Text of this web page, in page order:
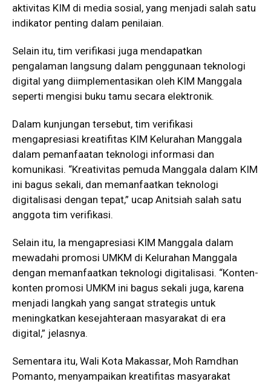
aktivitas KIM di media sosial, yang menjadi salah satu
indikator penting dalam penilaian.
Selain itu, tim verifikasi juga mendapatkan
pengalaman langsung dalam penggunaan teknologi
digital yang diimplementasikan oleh KIM Manggala
seperti mengisi buku tamu secara elektronik.
Dalam kunjungan tersebut, tim verifikasi
mengapresiasi kreatifitas KIM Kelurahan Manggala
dalam pemanfaatan teknologi informasi dan
komunikasi. “Kreativitas pemuda Manggala dalam KIM
ini bagus sekali, dan memanfaatkan teknologi
digitalisasi dengan tepat,” ucap Anitsiah salah satu
anggota tim verifikasi.
Selain itu, Ia mengapresiasi KIM Manggala dalam
mewadahi promosi UMKM di Kelurahan Manggala
dengan memanfaatkan teknologi digitalisasi. “Konten-
konten promosi UMKM ini bagus sekali juga, karena
menjadi langkah yang sangat strategis untuk
meningkatkan kesejahteraan masyarakat di era
digital,” jelasnya.
Sementara itu, Wali Kota Makassar, Moh Ramdhan
Pomanto, menyampaikan kreatifitas masyarakat